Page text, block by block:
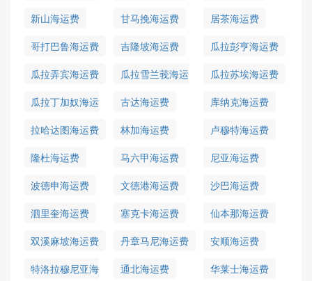
新山海运费
甘马挽海运费
居茶海运费
哥打巴鲁海运费
吉隆坡海运费
瓜拉彭亨海运费
瓜拉弄宾海运费
瓜拉雪兰莪海运
瓜拉苏埃海运费
瓜拉丁加奴海运
费
古达海运费
库纳克海运费
拉哈达图海运费
林加海运费
卢穆特海运费
隆杜海运费
马六甲海运费
尼亚海运费
波德申海运费
文德港海运费
沙巴海运费
泗里奎海运费
塞克卡海运费
仙本那海运费
双溪麻坡海运费
丹章马尼海运费
安顺海运费
特洛拉穆尼亚海
通北海运费
华莱士海运费